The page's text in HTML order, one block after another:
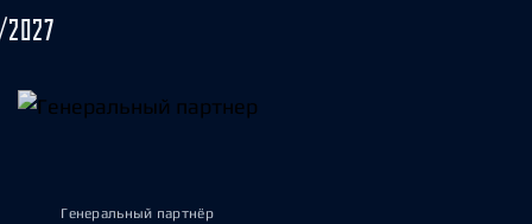
Генеральный партнёр